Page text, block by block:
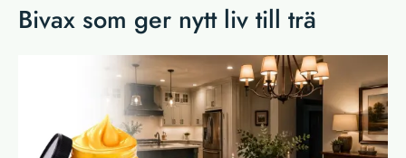
Bivax som ger nytt liv till trä